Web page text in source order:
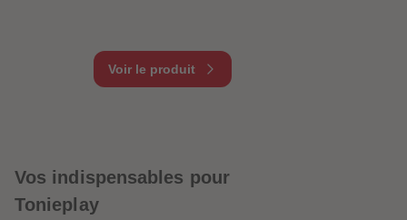
Voir le produit
Vos indispensables pour
Tonieplay